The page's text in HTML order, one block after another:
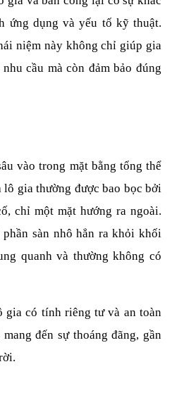
ứng dụng và yếu tố kỹ thuật.
niệm này không chỉ giúp gia
cầu mà còn đảm bảo đúng
vào trong mặt bằng tổng thể
gia thường được bao bọc bởi
chỉ một mặt hướng ra ngoài.
sàn nhô hẳn ra khỏi khối
quanh và thường không có
có tính riêng tư và an toàn
đến sự thoáng đãng, gần